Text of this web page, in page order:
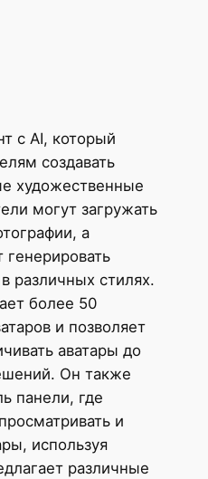
с AI, который
создавать
художественные
могут загружать
а
различных стилях.
более 50
и позволяет
аватары до
Он также
панели, где
и
используя
различные